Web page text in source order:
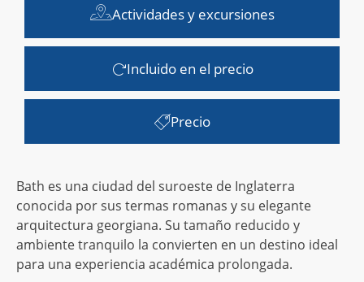
Actividades y excursiones
Incluido en el precio
Precio
Bath es una ciudad del suroeste de Inglaterra
conocida por sus termas romanas y su elegante
arquitectura georgiana. Su tamaño reducido y
ambiente tranquilo la convierten en un destino ideal
para una experiencia académica prolongada.